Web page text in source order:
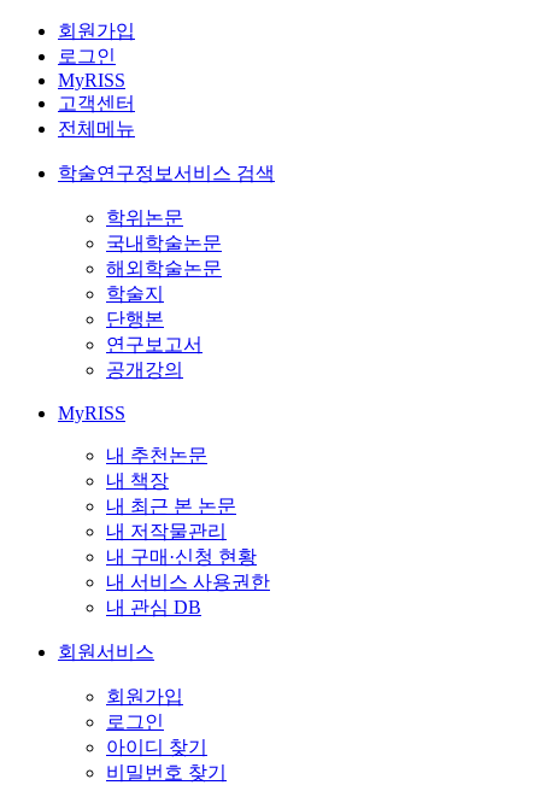
회원가입
로그인
MyRISS
고객센터
전체메뉴
학술연구정보서비스 검색
학위논문
국내학술논문
해외학술논문
학술지
단행본
연구보고서
공개강의
MyRISS
내 추천논문
내 책장
내 최근 본 논문
내 저작물관리
내 구매·신청 현황
내 서비스 사용권한
내 관심 DB
회원서비스
회원가입
로그인
아이디 찾기
비밀번호 찾기